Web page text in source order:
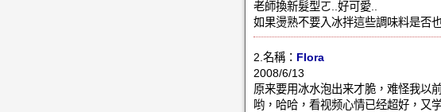
老師換新髮型ㄛ..好可愛..
如果燙熟不要入冰拌這些調味料是否
2.名稱： Flora
2008/6/13
原来要用冰水泡出来才脆，难怪我以
哟，哈哈，看视频心情已经超好，又